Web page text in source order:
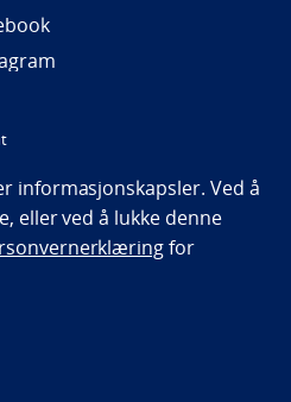
/ Accessibility statement
informasjonskapsler. Ved å
eller ved å lukke denne
for